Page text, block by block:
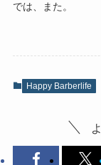
では、また。
Happy Barberlife